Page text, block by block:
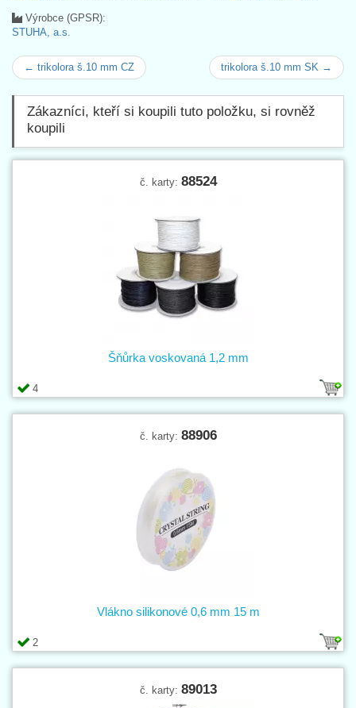
Výrobce (GPSR):
STUHA, a.s.
← trikolora š.10 mm CZ trikolora š.10 mm SK →
Zákazníci, kteří si koupili tuto položku, si rovněž
koupili
č. karty: 88524
4
Šňůrka voskovaná 1,2 mm
č. karty: 88906
2
Vlákno silikonové 0,6 mm 15 m
č. karty: 89013